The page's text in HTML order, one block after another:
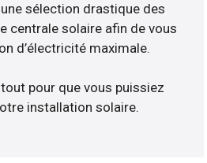
sélection drastique des
centrale solaire afin de vous
d’électricité maximale.
pour que vous puissiez
installation solaire.